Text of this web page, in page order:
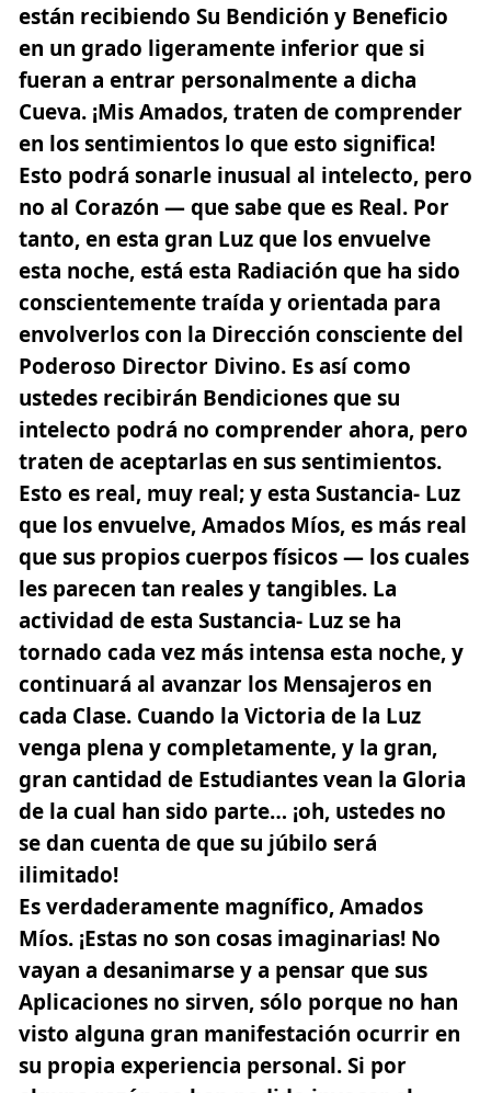
están recibiendo Su Bendición y Beneficio
en un grado ligeramente inferior que si
fueran a entrar personalmente a dicha
Cueva. ¡Mis Amados, traten de comprender
en los sentimientos lo que esto significa!
Esto podrá sonarle inusual al intelecto, pero
no al Corazón — que sabe que es Real. Por
tanto, en esta gran Luz que los envuelve
esta noche, está esta Radiación que ha sido
conscientemente traída y orientada para
envolverlos con la Dirección consciente del
Poderoso Director Divino. Es así como
ustedes recibirán Bendiciones que su
intelecto podrá no comprender ahora, pero
traten de aceptarlas en sus sentimientos.
Esto es real, muy real; y esta Sustancia- Luz
que los envuelve, Amados Míos, es más real
que sus propios cuerpos físicos — los cuales
les parecen tan reales y tangibles. La
actividad de esta Sustancia- Luz se ha
tornado cada vez más intensa esta noche, y
continuará al avanzar los Mensajeros en
cada Clase. Cuando la Victoria de la Luz
venga plena y completamente, y la gran,
gran cantidad de Estudiantes vean la Gloria
de la cual han sido parte… ¡oh, ustedes no
se dan cuenta de que su júbilo será
ilimitado!
Es verdaderamente magnífico, Amados
Míos. ¡Estas no son cosas imaginarias! No
vayan a desanimarse y a pensar que sus
Aplicaciones no sirven, sólo porque no han
visto alguna gran manifestación ocurrir en
su propia experiencia personal. Si por